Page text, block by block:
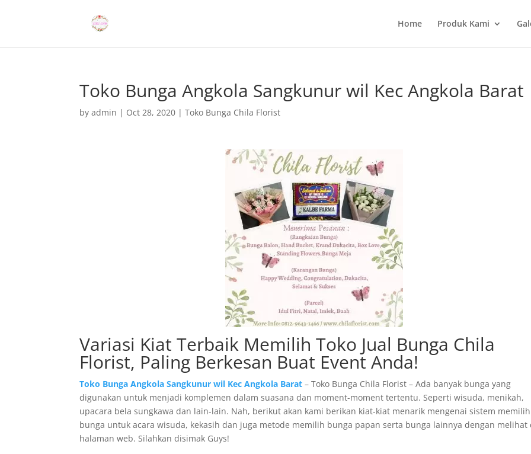
Home Produk Kami
Toko Bunga Angkola Sangkunur wil Kec Angkola Barat
byadmin | Oct 28, 2020 |Toko Bunga Chila Florist
Variasi Kiat Terbaik Memilih Toko Jual Bunga Chila
Florist, Paling Berkesan Buat Event Anda!
Toko Bunga Angkola Sangkunur wil Kec Angkola Barat – Toko Bunga Chila Florist – Ada banyak bunga yang
digunakan untuk menjadi komplemen dalam suasana dan moment-moment tertentu. Seperti wisuda, menikah,
upacara bela sungkawa dan lain-lain. Nah, berikut akan kami berikan kiat-kiat menarik mengenai sistem memilih
bunga untuk acara wisuda, kekasih dan juga metode memilih bunga papan serta bunga lainnya dengan melihat
halaman web. Silahkan disimak Guys!